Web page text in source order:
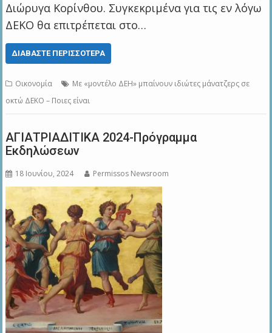
Διώρυγα Κορίνθου. Συγκεκριμένα για τις εν λόγω
ΔΕΚΟ θα επιτρέπεται στο…
ΔΙΑΒΆΣΤΕ ΠΕΡΙΣΣΌΤΕΡΑ
Οικονομία
Με «μοντέλο ΔΕΗ» μπαίνουν ιδιώτες μάνατζερς σε
οκτώ ΔΕΚΟ – Ποιες είναι
ΑΓΙΑΤΡΙΑΔΙΤΙΚΑ 2024-Πρόγραμμα
Εκδηλώσεων
18 Ιουνίου, 2024 Permissos Newsroom